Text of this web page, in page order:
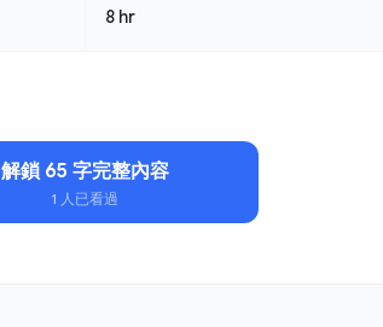
8 hr
解鎖 65 字完整內容
1 人已看過